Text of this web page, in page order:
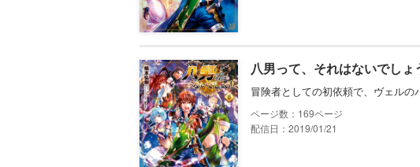
八男って、それはないでしょ
冒険者としての初依頼で、ヴェルの
169
配信日：2019/01/21